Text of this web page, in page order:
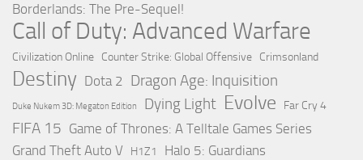
Borderlands: The Pre-Sequel!
Call of Duty: Advanced Warfare
Civilization Online Counter Strike: Global Offensive Crimsonland
Destiny Dota 2 Dragon Age: Inquisition
Duke Nukem 3D: Megaton Edition Dying Light Evolve Far Cry 4
FIFA 15 Game of Thrones: A Telltale Games Series
Grand Theft Auto V H1Z1 Halo 5: Guardians